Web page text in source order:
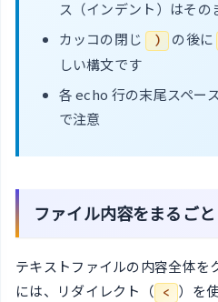
ス（インデント）はその
カッコの閉じ
) の後に
しい構文です
各 echo 行の末尾スペー
で注意
ファイル内容をまるご
テキストファイルの内容全体を
には、リダイレクト（
<
）を